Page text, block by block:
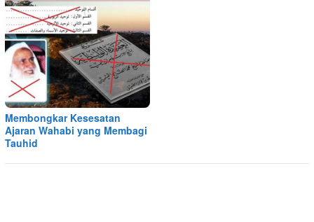
Membongkar Kesesatan
Ajaran Wahabi yang Membagi
Tauhid